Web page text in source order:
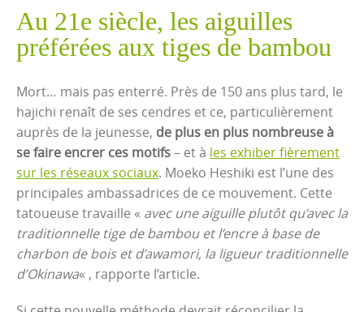
Au 21e siècle, les aiguilles
préférées aux tiges de bambou
Mort… mais pas enterré. Près de 150 ans plus tard, le
hajichi renaît de ses cendres et ce, particulièrement
auprès de la jeunesse, de plus en plus nombreuse à
se faire encrer ces motifs– et à les exhiber fièrement
sur les réseaux sociaux. Moeko Heshiki est l’une des
principales ambassadrices de ce mouvement. Cette
tatoueuse travaille « avec une aiguille plutôt qu’avec la
traditionnelle tige de bambou et l’encre à base de
charbon de bois et d’awamori, la ligueur traditionnelle
d’Okinawa« , rapporte l’article.